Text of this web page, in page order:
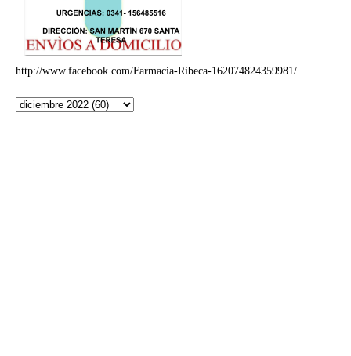
http://www.facebook.com/Farmacia-Ribeca-162074824359981/